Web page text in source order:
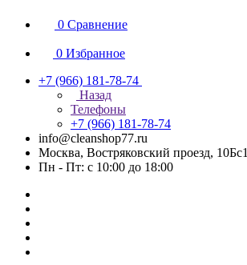
0 Сравнение
0 Избранное
+7 (966) 181-78-74
Назад
Телефоны
+7 (966) 181-78-74
info@cleanshop77.ru
Москва, Востряковский проезд, 10Бс1
Пн - Пт: с 10:00 до 18:00